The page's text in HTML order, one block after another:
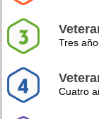
Tres
Cuatro